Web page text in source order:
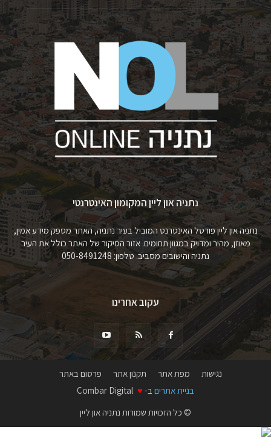
נתניה און ליין המקומון האינטרנטי
נתניה און ליין פורטל האינטרנט המוביל בעיר נתניה, האתר מספק מידע אמין,
מאוזן, מהיר ומדויק במגוון תחומים. אזור הסיקור של האתר כולל את העיר
נתניה והישובים מסביב. טלפון: 050-8491248
עקוב אחרינו
נגישות מפת אתר תקנון אתר
פרסום באתר
בניית אתרים ב- ♥
© כל הזכויות שמורות נתניה און ליין